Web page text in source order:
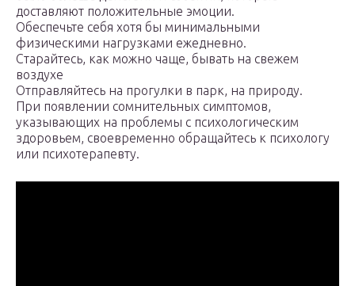
доставляют положительные эмоции.
Обеспечьте себя хотя бы минимальными
физическими нагрузками ежедневно.
Старайтесь, как можно чаще, бывать на свежем
воздухе
Отправляйтесь на прогулки в парк, на природу.
При появлении сомнительных симптомов,
указывающих на проблемы с психологическим
здоровьем, своевременно обращайтесь к психологу
или психотерапевту.